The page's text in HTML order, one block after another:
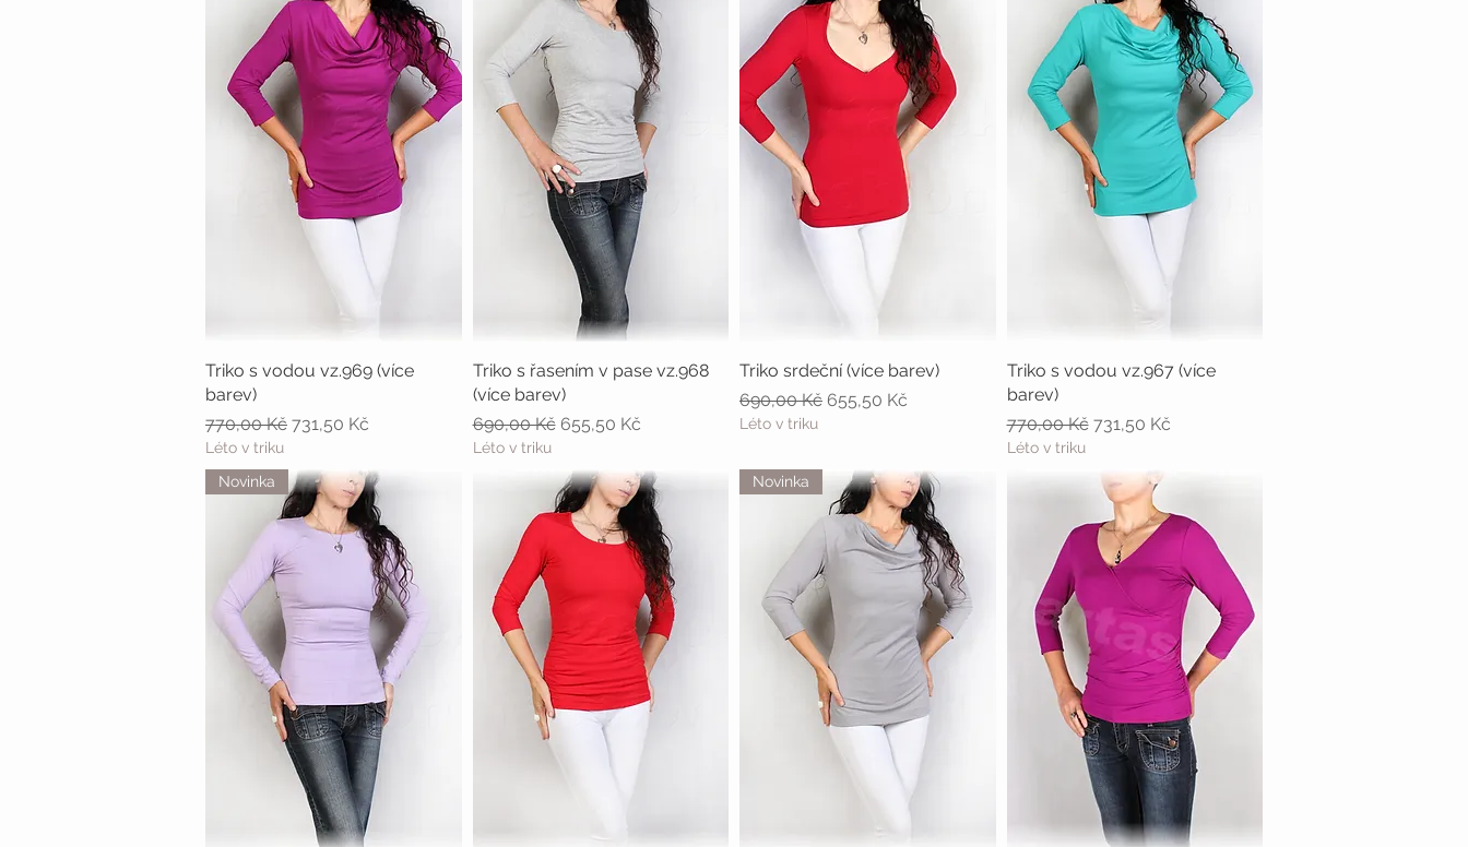
Rychlý náhled
Triko s vodou vz.969 (více
barev)
Běžná cena
770,00 Kč Zvýhodněná cena
731,50 Kč
Léto v triku
Rychlý náhled
Triko s řasením v pase vz.968
(více barev)
Běžná cena
690,00 Kč Zvýhodněná cena
655,50 Kč
Léto v triku
Rychlý náhled
Triko srdeční (více barev)
Běžná cena
690,00 Kč Zvýhodněná cena
655,50 Kč
Léto v triku
Rychlý náhled
Triko s vodou vz.967 (více
barev)
Běžná cena
770,00 Kč Zvýhodněná cena
731,50 Kč
Léto v triku
Novinka Novinka